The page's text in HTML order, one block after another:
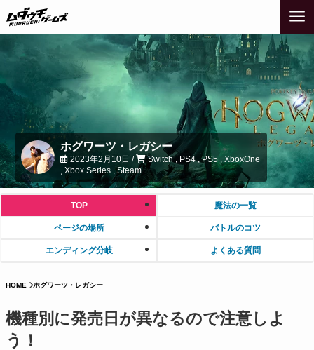
ホグワーツ・レガシー
2023年2月10日 /
Switch , PS4 , PS5 , XboxOne
, Xbox Series , Steam
TOP 魔法の一覧
ページの場所 バトルのコツ
エンディング分岐 よくある質問
HOME ホグワーツ・レガシー
機種別に発売日が異なるので注意しよ
う！